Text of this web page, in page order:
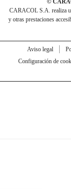
©
CARACOL S.A. realiza
y otras prestaciones
Aviso legal
Configuración de